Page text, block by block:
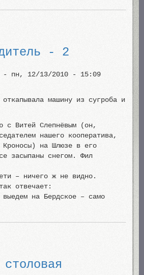
- 2
- пн, 12/13/2010 - 15:09
машину из сугроба и
с Витей Слепнёвым (он,
нашего кооператива,
Кроносы) на Шлюзе в его
засыпаны снегом. Фил
– ничего ж не видно.
отвечает:
на Бердское – само